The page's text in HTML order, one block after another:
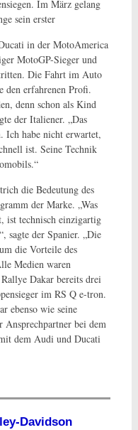
Im März gelang
sein erster
in der MotoAmerica
MotoGP-Sieger und
Die Fahrt im Auto
den erfahrenen Profi.
denn schon als Kind
der Italiener. „Das
Ich habe nicht erwartet,
ist. Seine Technik
die Bedeutung des
der Marke. „Was
ist technisch einzigartig
sagte der Spanier. „Die
die Vorteile des
Medien waren
Dakar bereits drei
im RS Q e-tron.
ebenso wie seine
bei dem
dem Audi und Ducati
Davidson